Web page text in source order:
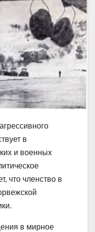
в
и военных
что членство в
в мирное